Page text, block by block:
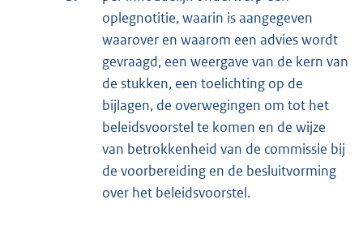
oplegnotitie, waarin is aangegeven
waarover en waarom een advies wordt
gevraagd, een weergave van de kern van
de stukken, een toelichting op de
bijlagen, de overwegingen om tot het
beleidsvoorstel te komen en de wijze
van betrokkenheid van de commissie bij
de voorbereiding en de besluitvorming
over het beleidsvoorstel.